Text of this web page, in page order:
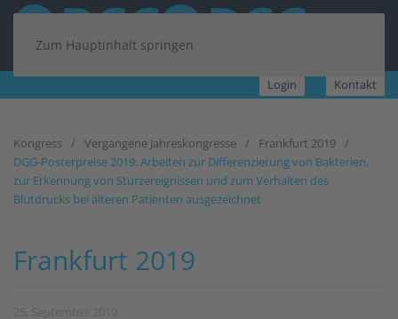
Zum Hauptinhalt springen
Login Kontakt
Kongress Vergangene Jahreskongresse
Frankfurt 2019
DGG-Posterpreise 2019: Arbeiten zur Differenzierung von Bakterien,
zur Erkennung von Sturzereignissen und zum Verhalten des
Blutdrucks bei älteren Patienten ausgezeichnet
Frankfurt 2019